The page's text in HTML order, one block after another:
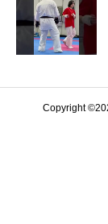
Copyright